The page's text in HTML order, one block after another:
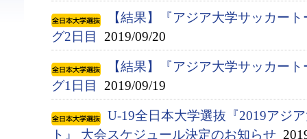
【結果】『アジア大学サッカー
グ2日目
2019/09/20
【結果】『アジア大学サッカー
グ1日目
2019/09/19
U-19全日本大学選抜『2019アジ
ト』 大会スケジュール決定のお知らせ